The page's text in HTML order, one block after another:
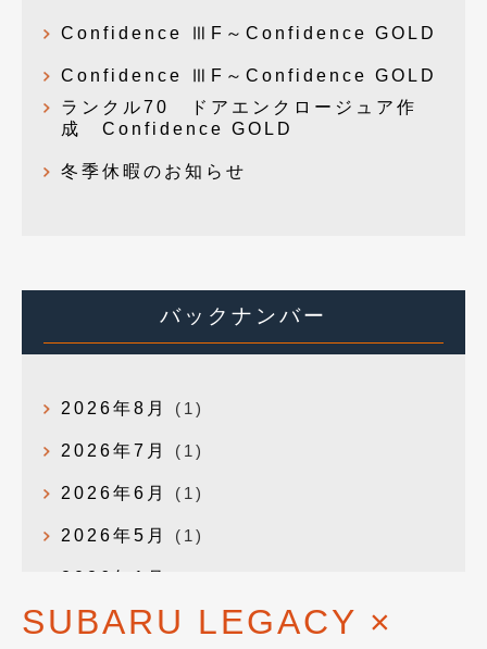
Confidence ⅢF～Confidence GOLD
Confidence ⅢF～Confidence GOLD
ランクル70 ドアエンクロージュア作
成 Confidence GOLD
冬季休暇のお知らせ
バックナンバー
2026年8月 (1)
2026年7月 (1)
2026年6月 (1)
2026年5月 (1)
2026年1月
2025年12月
SUBARU LEGACY ×